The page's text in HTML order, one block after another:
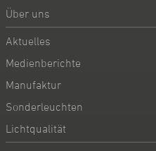
Über uns
Aktuelles
Medienberichte
Manufaktur
Sonderleuchten
Lichtqualität